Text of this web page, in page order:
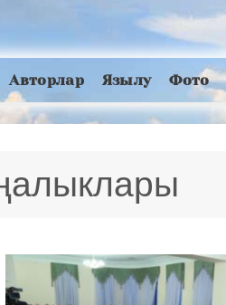
Авторлар Язылу Фото